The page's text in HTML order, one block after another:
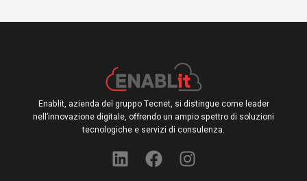
Enablit, azienda del gruppo Tecnet, si distingue come leader
nell’innovazione digitale, offrendo un ampio spettro di soluzioni
tecnologiche e servizi di consulenza.